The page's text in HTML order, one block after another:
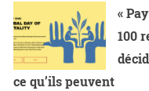
«
100
ce qu’ils peuvent